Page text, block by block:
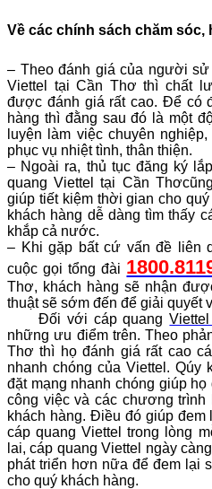
Về các chính sách chăm sóc,
– Theo đánh giá của người
Viettel tại Cần Thơ thì chất
được đánh giá rất cao. Để có
hàng thì đằng sau đó là một
luyện làm việc chuyên
phục vụ nhiệt tình, thân thiện.
– Ngoài ra, thủ tục đăng ký
quang Viettel tại Cần Thơ
giúp tiết kiệm thời gian cho
khách hàng dễ dàng tìm thấy
khắp cả nước.
– Khi gặp bất cứ vấn đề liên
cuộc gọi tổng đài
Thơ, khách hàng sẽ nhận
thuật sẽ sớm đến để giải quyết
Đối với cáp quang
những ưu điểm trên. Theo
Thơ thì họ đánh giá rất cao
nhanh chóng của Viettel.
đặt mạng nhanh chóng giúp
công việc và các chương trình
khách hàng. Điều đó giúp
cáp quang Viettel trong lòng
lai, cáp quang Viettel ngày
phát triển hơn nữa để đem lại
cho quý khách hàng.